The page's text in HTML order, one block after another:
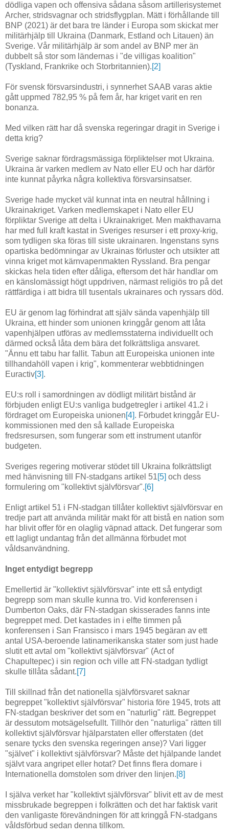
dödliga vapen och offensiva sådana såsom artillerisystemet
Archer, stridsvagnar och stridsflygplan. Mätt i förhållande till
BNP (2021) är det bara tre länder i Europa som skickat mer
militärhjälp till Ukraina (Danmark, Estland och Litauen) än
Sverige. Vår militärhjälp är som andel av BNP mer än
dubbelt så stor som ländernas i "de villigas koalition"
(Tyskland, Frankrike och Storbritannien).[2]
För svensk försvarsindustri, i synnerhet SAAB varas aktie
gått uppmed 782,95 % på fem år, har kriget varit en ren
bonanza.
Med vilken rätt har då svenska regeringar dragit in Sverige i
detta krig?
Sverige saknar fördragsmässiga förpliktelser mot Ukraina.
Ukraina är varken medlem av Nato eller EU och har därför
inte kunnat påyrka några kollektiva försvarsinsatser.
Sverige hade mycket väl kunnat inta en neutral hållning i
Ukrainakriget. Varken medlemskapet i Nato eller EU
förpliktar Sverige att delta i Ukrainakriget. Men makthavarna
har med full kraft kastat in Sveriges resurser i ett proxy-krig,
som tydligen ska föras till siste ukrainaren. Ingenstans syns
opartiska bedömningar av Ukrainas förluster och utsikter att
vinna kriget mot kärnvapenmakten Ryssland. Bra pengar
skickas hela tiden efter dåliga, eftersom det här handlar om
en känslomässigt högt uppdriven, närmast religiös tro på det
rättfärdiga i att bidra till tusentals ukrainares och ryssars död.
EU är genom lag förhindrat att själv sända vapenhjälp till
Ukraina, ett hinder som unionen kringgår genom att låta
vapenhjälpen utföras av medlemsstaterna individuellt och
därmed också låta dem bära det folkrättsliga ansvaret.
"Ännu ett tabu har fallit. Tabun att Europeiska unionen inte
tillhandahöll vapen i krig", kommenterar webbtidningen
Euractiv[3].
EU:s roll i samordningen av dödligt militärt bistånd är
förbjuden enligt EU:s vanliga budgetregler i artikel 41.2 i
fördraget om Europeiska unionen[4]. Förbudet kringgår EU-
kommissionen med den så kallade Europeiska
fredsresursen, som fungerar som ett instrument utanför
budgeten.
Sveriges regering motiverar stödet till Ukraina folkrättsligt
med hänvisning till FN-stadgans artikel 51[5] och dess
formulering om "kollektivt självförsvar".[6]
Enligt artikel 51 i FN-stadgan tillåter kollektivt självförsvar en
tredje part att använda militär makt för att bistå en nation som
har blivit offer för en olaglig väpnad attack. Det fungerar som
ett lagligt undantag från det allmänna förbudet mot
våldsanvändning.
Inget entydigt begrepp
Emellertid är "kollektivt självförsvar" inte ett så entydigt
begrepp som man skulle kunna tro. Vid konferensen i
Dumberton Oaks, där FN-stadgan skisserades fanns inte
begreppet med. Det kastades in i elfte timmen på
konferensen i San Fransisco i mars 1945 begäran av ett
antal USA-beroende latinamerikanska stater som just hade
slutit ett avtal om "kollektivt självförsvar" (Act of
Chapultepec) i sin region och ville att FN-stadgan tydligt
skulle tillåta sådant.[7]
Till skillnad från det nationella självförsvaret saknar
begreppet "kollektivt självförsvar" historia före 1945, trots att
FN-stadgan beskriver det som en "naturlig" rätt. Begreppet
är dessutom motsägelsefullt. Tillhör den "naturliga" rätten till
kollektivt självförsvar hjälparstaten eller offerstaten (det
senare tycks den svenska regeringen anse)? Vari ligger
"självet" i kollektivt självförsvar? Måste det hjälpande landet
självt vara angripet eller hotat? Det finns flera domare i
Internationella domstolen som driver den linjen.[8]
I själva verket har "kollektivt självförsvar" blivit ett av de mest
missbrukade begreppen i folkrätten och det har faktisk varit
den vanligaste förevändningen för att kringgå FN-stadgans
våldsförbud sedan denna tillkom.